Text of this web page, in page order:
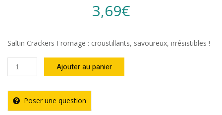
3,69€
Saltin Crackers Fromage : croustillants, savoureux, irrésistibles !
quantité
de
BISCUITS
SALTIN
Ajouter au panier
Poser une question